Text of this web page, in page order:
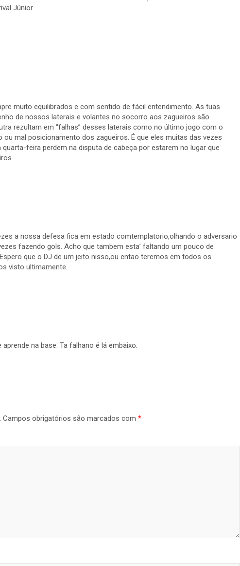
Júnior.
muito equilibrados e com sentido de fácil entendimento. As tuas
de nossos laterais e volantes no socorro aos zagueiros são
rezultam em “falhas” desses laterais como no último jogo com o
mal posicionamento dos zagueiros. É que eles muitas das vezes
feira perdem na disputa de cabeça por estarem no lugar que
a nossa defesa fica em estado comtemplatorio,olhando o adversario
fazendo gols. Acho que tambem esta’ faltando um pouco de
que o DJ de um jeito nisso,ou entao teremos em todos os
visto ultimamente.
na base. Ta falhano é lá embaixo.
Campos obrigatórios são marcados com *